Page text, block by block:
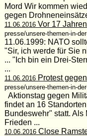
Mord Wir kommen
gegen
11.06.2016Vor 17
presse/unsere-themen-in-
11.06.1999: NATO
"Sir, ich werde für Sie
... "Ich bin ein Drei-
...
11.06.2016Protest
presse/unsere-themen-in-
Aktionstag gegen
findet an 16
Bundeswehr" statt.
Frieden ...
10.06.2016Close